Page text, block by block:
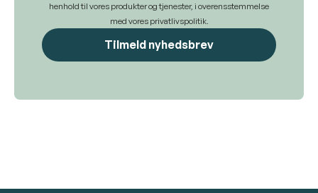
henhold til vores produkter og tjenester, i overensstemmelse
med vores privatlivspolitik.